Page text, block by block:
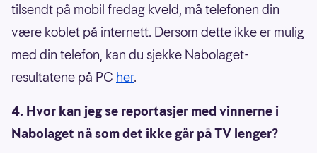
tilsendt på mobil fredag kveld, må telefonen din
være koblet på internett. Dersom dette ikke er mulig
med din telefon, kan du sjekke Nabolaget-
resultatene på PC her.
4. Hvor kan jeg se reportasjer med vinnerne i
Nabolaget nå som det ikke går på TV lenger?